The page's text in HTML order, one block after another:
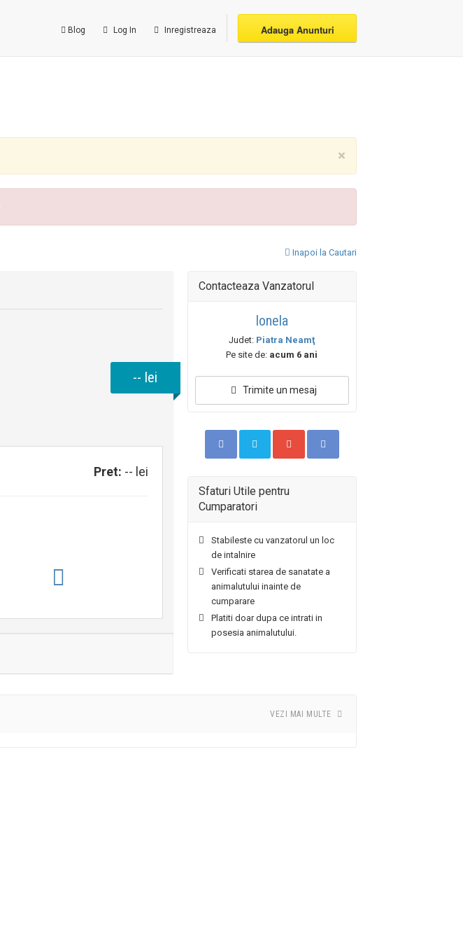
Blog Log In Inregistreaza Adauga Anunturi
×
Inapoi la Cautari
-- lei
Pret: -- lei
Contacteaza Vanzatorul
Ionela
Judet: Piatra Neamţ
Pe site de: acum 6 ani
Trimite un mesaj
Sfaturi Utile pentru
Cumparatori
Stabileste cu vanzatorul un loc
de intalnire
Verificati starea de sanatate a
animalutului inainte de
cumparare
Platiti doar dupa ce intrati in
posesia animalutului.
VEZI MAI MULTE